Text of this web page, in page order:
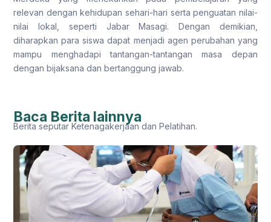
relevan dengan kehidupan sehari-hari serta penguatan nilai-
nilai lokal, seperti Jabar Masagi. Dengan demikian,
diharapkan para siswa dapat menjadi agen perubahan yang
mampu menghadapi tantangan-tantangan masa depan
dengan bijaksana dan bertanggung jawab.
Baca Berita lainnya
Berita seputar Ketenagakerjaan dan Pelatihan.